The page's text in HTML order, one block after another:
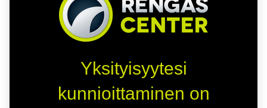
Yksityisyytesi
kunnioittaminen on